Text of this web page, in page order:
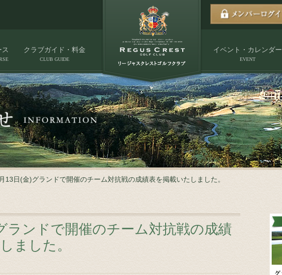
ス クラブガイド・料金
CLUB GUIDE
イベント・カレンダー
EVENT
13日(金)グランドで開催のチーム対抗戦の成績表を掲載いたしました。
ランドで開催のチーム対抗戦の成績
ました。